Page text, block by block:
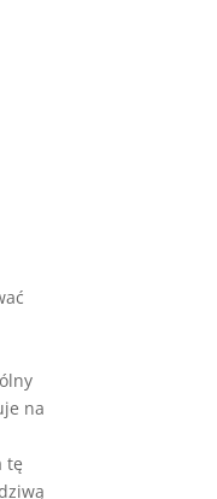
na
tę